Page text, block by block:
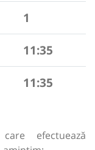
1
11:35
11:35
care efectuează